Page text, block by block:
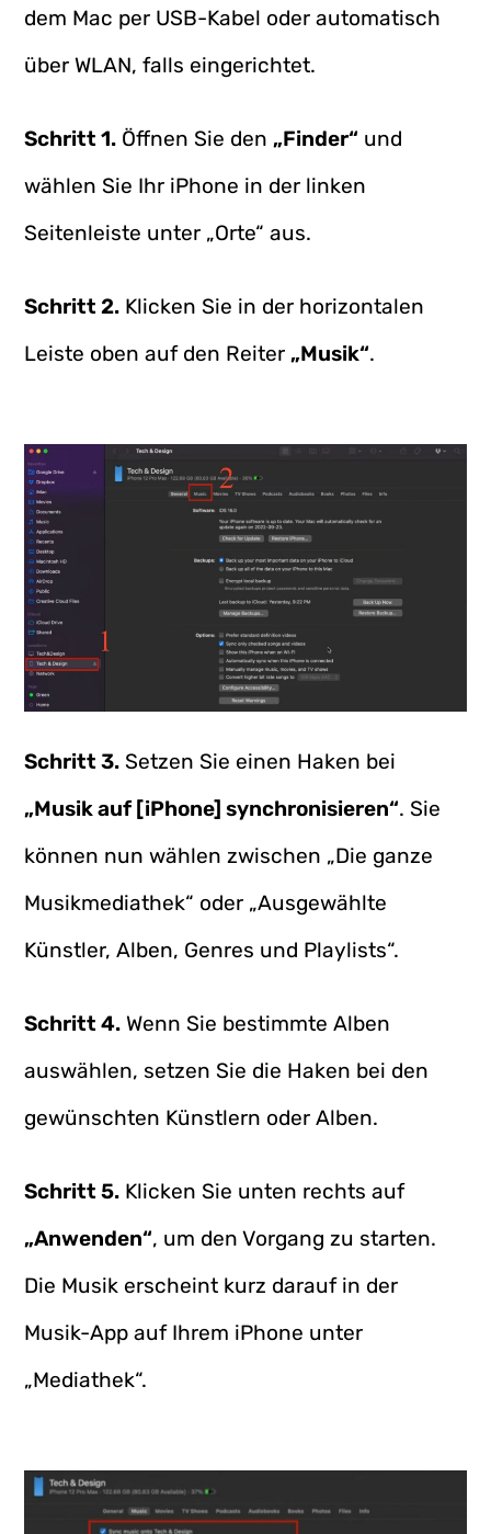
dem Mac per USB-Kabel oder automatisch
über WLAN, falls eingerichtet.
Schritt 1. Öffnen Sie den „Finder“ und
wählen Sie Ihr iPhone in der linken
Seitenleiste unter „Orte“ aus.
Schritt 2. Klicken Sie in der horizontalen
Leiste oben auf den Reiter „Musik“.
Schritt 3. Setzen Sie einen Haken bei
„Musik auf [iPhone] synchronisieren“. Sie
können nun wählen zwischen „Die ganze
Musikmediathek“ oder „Ausgewählte
Künstler, Alben, Genres und Playlists“.
Schritt 4. Wenn Sie bestimmte Alben
auswählen, setzen Sie die Haken bei den
gewünschten Künstlern oder Alben.
Schritt 5. Klicken Sie unten rechts auf
„Anwenden“, um den Vorgang zu starten.
Die Musik erscheint kurz darauf in der
Musik-App auf Ihrem iPhone unter
„Mediathek“.